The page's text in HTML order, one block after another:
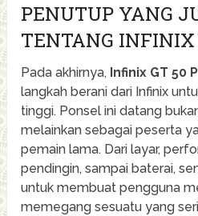
PENUTUP YANG
TENTANG INFINIX
Pada akhirnya, Infinix GT 50
langkah berani dari Infinix
tinggi. Ponsel ini datang
melainkan sebagai peserta
pemain lama. Dari layar,
pendingin, sampai baterai,
untuk membuat pengguna
memegang sesuatu yang